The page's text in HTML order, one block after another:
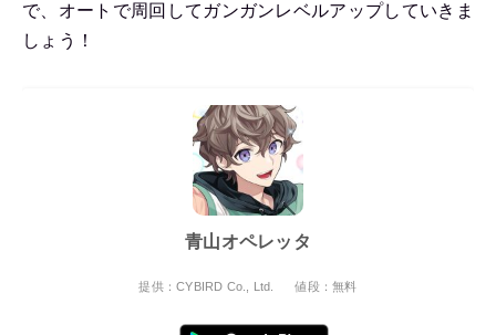
で、オートで周回してガンガンレベルアップしていきま
しょう！
青山オペレッタ
提供：CYBIRD Co., Ltd. 値段：無料